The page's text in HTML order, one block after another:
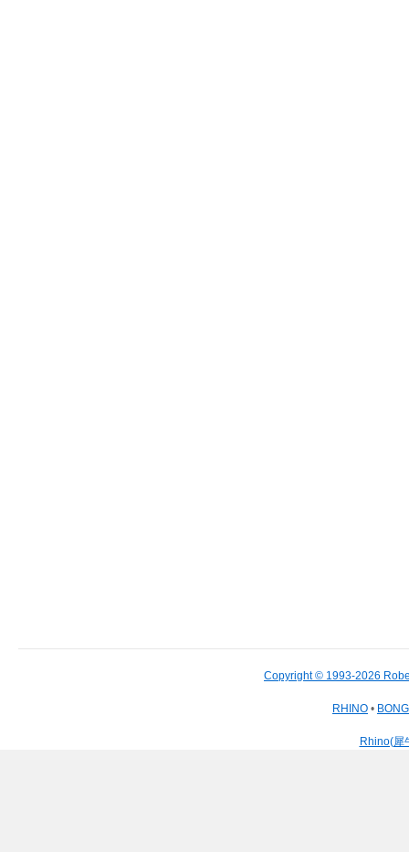
Copyright © 1993-2026
RHINO •
Rhino(犀